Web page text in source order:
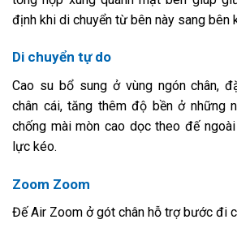
định khi di chuyển từ bên này sang bên
Di chuyển tự do
Cao su bổ sung ở vùng ngón chân,
chân cái, tăng thêm độ bền ở những
chống mài mòn cao dọc theo đế
lực kéo.
Zoom Zoom
Đế Air Zoom ở gót chân hỗ trợ bước đi